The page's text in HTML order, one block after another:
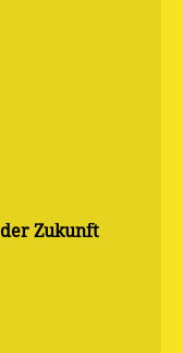
Zukunft